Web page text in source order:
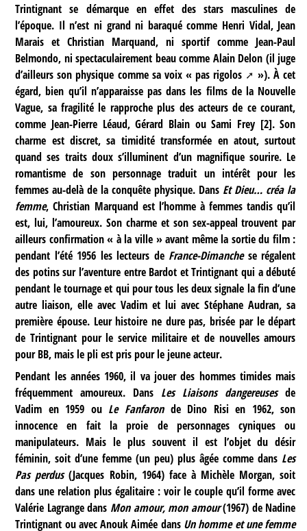
Trintignant se démarque en effet des stars masculines de
l’époque. Il n’est ni grand ni baraqué comme Henri Vidal, Jean
Marais et Christian Marquand, ni sportif comme Jean-Paul
Belmondo, ni spectaculairement beau comme Alain Delon (il juge
d’ailleurs son physique comme sa voix « pas rigolos
»). À cet
égard, bien qu’il n’apparaisse pas dans les films de la Nouvelle
Vague, sa fragilité le rapproche plus des acteurs de ce courant,
comme Jean-Pierre Léaud, Gérard Blain ou Sami Frey[2]. Son
charme est discret, sa timidité transformée en atout, surtout
quand ses traits doux s’illuminent d’un magnifique sourire. Le
romantisme de son personnage traduit un intérêt pour les
femmes au-delà de la conquête physique. Dans Et Dieu… créa la
femme, Christian Marquand est l’homme à femmes tandis qu’il
est, lui, l’amoureux. Son charme et son sex-appeal trouvent par
ailleurs confirmation « à la ville » avant même la sortie du film :
pendant l’été 1956 les lecteurs de France-Dimanchese régalent
des potins sur l’aventure entre Bardot et Trintignant qui a débuté
pendant le tournage et qui pour tous les deux signale la fin d’une
autre liaison, elle avec Vadim et lui avec Stéphane Audran, sa
première épouse. Leur histoire ne dure pas, brisée par le départ
de Trintignant pour le service militaire et de nouvelles amours
pour BB, mais le pli est pris pour le jeune acteur.
Pendant les années 1960, il va jouer des hommes timides mais
fréquemment amoureux. Dans Les Liaisons dangereusesde
Vadim en 1959 ou Le Fanfaronde Dino Risi en 1962, son
innocence en fait la proie de personnages cyniques ou
manipulateurs. Mais le plus souvent il est l’objet du désir
féminin, soit d’une femme (un peu) plus âgée comme dans Les
Pas perdus(Jacques Robin, 1964) face à Michèle Morgan, soit
dans une relation plus égalitaire : voir le couple qu’il forme avec
Valérie Lagrange dans Mon amour, mon amour(1967) de Nadine
Trintignant ou avec Anouk Aimée dans Un homme et une femme